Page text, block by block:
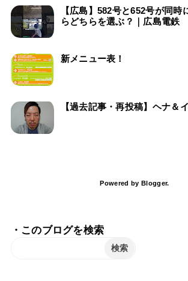
【広島】582号と652号が同時
らどちらを選ぶ？｜広島電鉄
新メニュー表！
【過去記事・再投稿】ヘナ＆
Powered by Blogger.
・このブログを検索